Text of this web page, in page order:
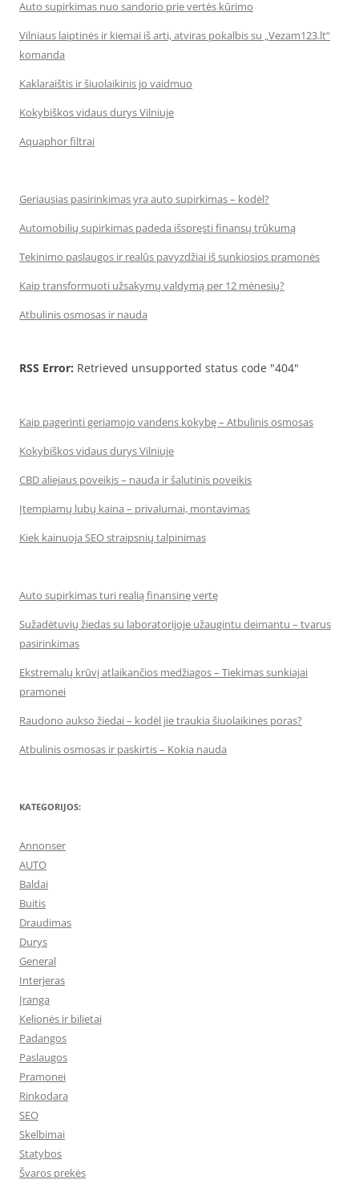
Auto supirkimas nuo sandorio prie vertės kūrimo
Vilniaus laiptinės ir kiemai iš arti, atviras pokalbis su „Vezam123.lt“
komanda
Kaklaraištis ir šiuolaikinis jo vaidmuo
Kokybiškos vidaus durys Vilniuje
Aquaphor filtrai
Geriausias pasirinkimas yra auto supirkimas – kodėl?
Automobilių supirkimas padeda išspręsti finansų trūkumą
Tekinimo paslaugos ir realūs pavyzdžiai iš sunkiosios pramonės
Kaip transformuoti užsakymų valdymą per 12 mėnesių?
Atbulinis osmosas ir nauda
RSS Error: Retrieved unsupported status code "404"
Kaip pagerinti geriamojo vandens kokybę – Atbulinis osmosas
Kokybiškos vidaus durys Vilniuje
CBD aliejaus poveikis – nauda ir šalutinis poveikis
Įtempiamų lubų kaina – privalumai, montavimas
Kiek kainuoja SEO straipsnių talpinimas
Auto supirkimas turi realią finansinę vertę
Sužadėtuvių žiedas su laboratorijoje užaugintu deimantu – tvarus
pasirinkimas
Ekstremalų krūvį atlaikančios medžiagos – Tiekimas sunkiajai
pramonei
Raudono aukso žiedai – kodėl jie traukia šiuolaikines poras?
Atbulinis osmosas ir paskirtis – Kokia nauda
KATEGORIJOS:
Annonser
AUTO
Baldai
Buitis
Draudimas
Durys
General
Interjeras
Įranga
Kelionės ir bilietai
Padangos
Paslaugos
Pramonei
Rinkodara
SEO
Skelbimai
Statybos
Švaros prekės